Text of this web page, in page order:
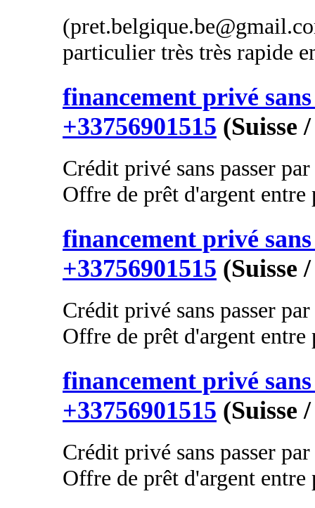
particulier très très rapide
financement privé
+33756901515 (Suisse
Crédit privé sans passer
Offre de prêt d'argent
financement privé
+33756901515 (Suisse
Crédit privé sans passer
Offre de prêt d'argent
financement privé
+33756901515 (Suisse
Crédit privé sans passer
Offre de prêt d'argent